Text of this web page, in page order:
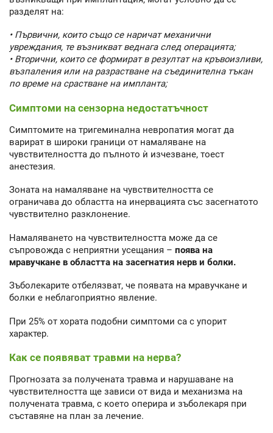
разделят на:
• Първични, които също се наричат механични
увреждания, те възникват веднага след операцията;
• Вторични, които се формират в резултат на кръвоизливи,
възпаления или на разрастване на съединителна тъкан
по време на срастване на импланта;
Симптоми на сензорна недостатъчност
Симптомите на тригеминална невропатия могат да
варират в широки граници от намаляване на
чувствителността до пълното ѝ изчезване, тоест
анестезия.
Зоната на намаляване на чувствителността се
ограничава до областта на инервацията със засегнатото
чувствително разклонение.
Намаляването на чувствителността може да се
съпровожда с неприятни усещания – поява на
мравучкане в областта на засегнатия нерв и болки.
Зъболекарите отбелязват, че появата на мравучкане и
болки е неблагоприятно явление.
При 25% от хората подобни симптоми са с упорит
характер.
Как се появяват травми на нерва?
Прогнозата за получената травма и нарушаване на
чувствителността ще зависи от вида и механизма на
получената травма, с което оперира и зъболекаря при
съставяне на план за лечение.